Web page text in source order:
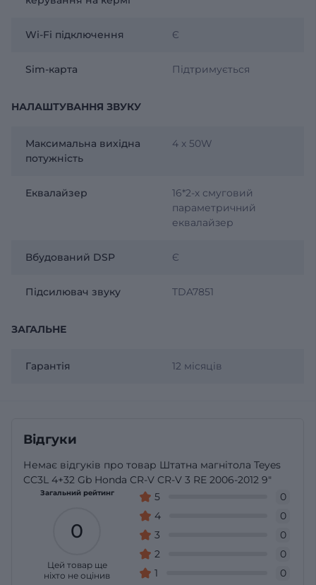
Wi-Fi підключення Є
Sim-карта Підтримується
НАЛАШТУВАННЯ ЗВУКУ
Максимальна вихідна
потужність
4 x 50W
Еквалайзер
16*2-х смуговий
параметричний
еквалайзер
Вбудований DSP Є
Підсилювач звуку TDA7851
ЗАГАЛЬНЕ
Гарантія 12 місяців
Відгуки
Немає відгуків про товар Штатна магнітола Teyes
CC3L 4+32 Gb Honda CR-V CR-V 3 RE 2006-2012 9"
Загальний рейтинг
0
Цей товар ще
ніхто не оцінив
5
0
4
0
3
0
2
0
1
0